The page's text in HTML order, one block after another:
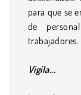
para que se
de
trabajadores.
Vigila...